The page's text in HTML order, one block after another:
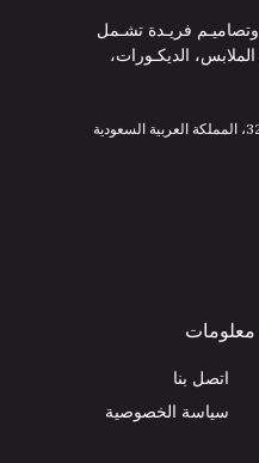
وتصاميـم فريـدة تشـمل
الديكـورات،
معلومات
اتصل بنا
سياسة الخصوصية